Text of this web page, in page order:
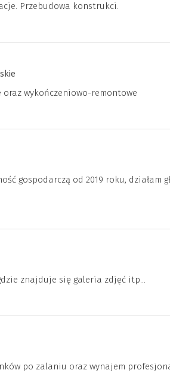
Przebudowa konstrukci.
oraz wykończeniowo-remontowe
gospodarczą od 2019 roku, działam
znajduje się galeria zdjęć itp...
po zalaniu oraz wynajem